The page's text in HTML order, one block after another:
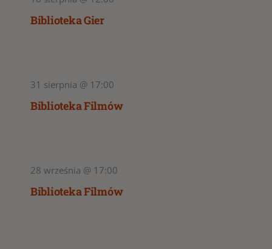
Biblioteka Gier
31 sierpnia @ 17:00
Biblioteka Filmów
28 września @ 17:00
Biblioteka Filmów